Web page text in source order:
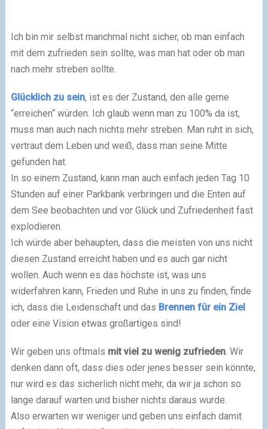
Ich bin mir selbst manchmal nicht sicher, ob man einfach
mit dem zufrieden sein sollte, was man hat oder ob man
nach mehr streben sollte.
Glücklich zu sein, ist es der Zustand, den alle gerne
“erreichen“ würden. Ich glaub wenn man zu 100% da ist,
muss man auch nach nichts mehr streben. Man ruht in sich,
vertraut dem Leben und weiß, dass man seine Mitte
gefunden hat.
In so einem Zustand, kann man auch einfach jeden Tag 10
Stunden auf einer Parkbank verbringen und die Enten auf
dem See beobachten und vor Glück und Zufriedenheit fast
explodieren.
Ich würde aber behaupten, dass die meisten von uns nicht
diesen Zustand erreicht haben und es auch gar nicht
wollen. Auch wenn es das höchste ist, was uns
widerfahren kann, Frieden und Ruhe in uns zu finden, finde
ich, dass die Leidenschaft und das Brennen für ein Ziel
oder eine Vision etwas großartiges sind!
Wir geben uns oftmals mit viel zu wenig zufrieden. Wir
denken dann oft, dass dies oder jenes besser sein könnte,
nur wird es das sicherlich nicht mehr, da wir ja schon so
lange darauf warten und bisher nichts daraus wurde.
Also erwarten wir weniger und geben uns einfach damit